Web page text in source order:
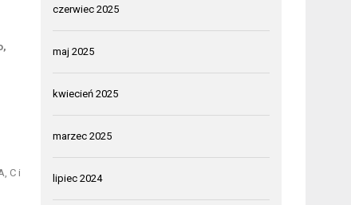
C i
czerwiec 2025
maj 2025
kwiecień 2025
marzec 2025
lipiec 2024